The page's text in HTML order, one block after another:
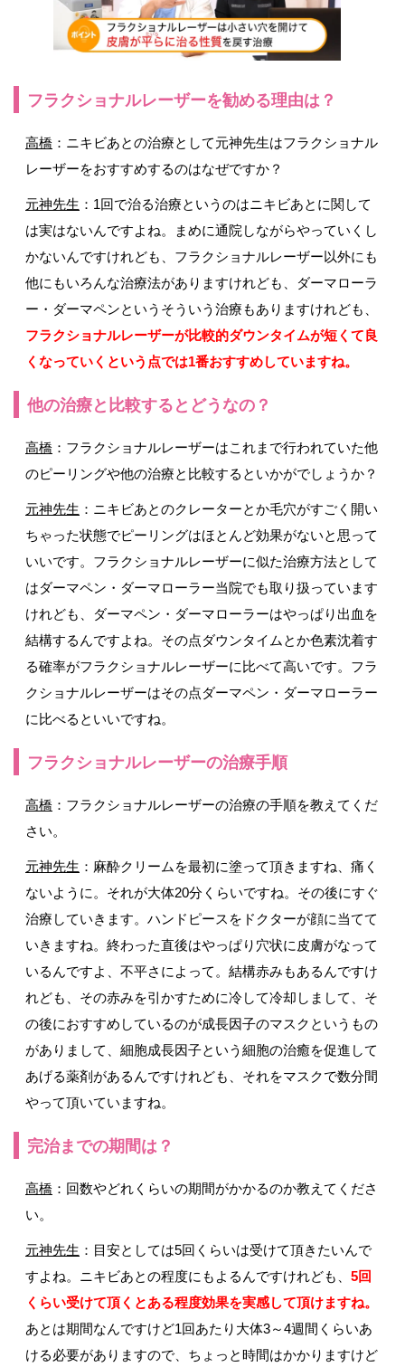
フラクショナルレーザーを勧める理由は？
高橋 ：ニキビあとの治療として元神先生はフラクショナル
レーザーをおすすめするのはなぜですか？
元神先生 ：1回で治る治療というのはニキビあとに関して
は実はないんですよね。まめに通院しながらやっていくし
かないんですけれども、フラクショナルレーザー以外にも
他にもいろんな治療法がありますけれども、ダーマローラ
ー・ダーマペンというそういう治療もありますけれども、
フラクショナルレーザーが比較的ダウンタイムが短くて良
くなっていくという点では1番おすすめしていますね。
他の治療と比較するとどうなの？
高橋 ：フラクショナルレーザーはこれまで行われていた他
のピーリングや他の治療と比較するといかがでしょうか？
元神先生 ：ニキビあとのクレーターとか毛穴がすごく開い
ちゃった状態でピーリングはほとんど効果がないと思って
いいです。フラクショナルレーザーに似た治療方法として
はダーマペン・ダーマローラー当院でも取り扱っています
けれども、ダーマペン・ダーマローラーはやっぱり出血を
結構するんですよね。その点ダウンタイムとか色素沈着す
る確率がフラクショナルレーザーに比べて高いです。フラ
クショナルレーザーはその点ダーマペン・ダーマローラー
に比べるといいですね。
フラクショナルレーザーの治療手順
高橋 ：フラクショナルレーザーの治療の手順を教えてくだ
さい。
元神先生 ：麻酔クリームを最初に塗って頂きますね、痛く
ないように。それが大体20分くらいですね。その後にすぐ
治療していきます。ハンドピースをドクターが顔に当てて
いきますね。終わった直後はやっぱり穴状に皮膚がなって
いるんですよ、不平さによって。結構赤みもあるんですけ
れども、その赤みを引かすために冷して冷却しまして、そ
の後におすすめしているのが成長因子のマスクというもの
がありまして、細胞成長因子という細胞の治癒を促進して
あげる薬剤があるんですけれども、それをマスクで数分間
やって頂いていますね。
完治までの期間は？
高橋 ：回数やどれくらいの期間がかかるのか教えてくださ
い。
元神先生 ：目安としては5回くらいは受けて頂きたいんで
すよね。ニキビあとの程度にもよるんですけれども、 5回
くらい受けて頂くとある程度効果を実感して頂けますね。
あとは期間なんですけど1回あたり大体3～4週間くらいあ
ける必要がありますので、ちょっと時間はかかりますけど